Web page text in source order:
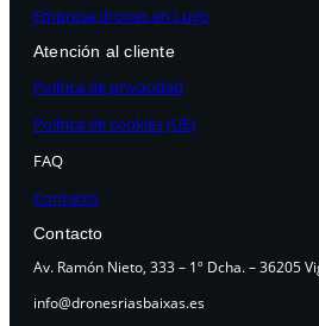
Empresa drones en Lugo
Atención al cliente
Política de privacidad
Política de cookies (UE)
FAQ
Contacto
Contacto
Av. Ramón Nieto, 333 – 1º Dcha. – 36205
info@dronesriasbaixas.es